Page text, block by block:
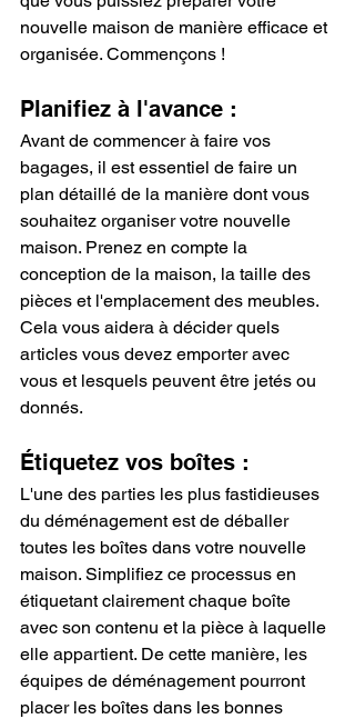
nouvelle maison de manière efficace et
organisée. Commençons !
Planifiez à l'avance :
Avant de commencer à faire vos
bagages, il est essentiel de faire un
plan détaillé de la manière dont vous
souhaitez organiser votre nouvelle
maison. Prenez en compte la
conception de la maison, la taille des
pièces et l'emplacement des meubles.
Cela vous aidera à décider quels
articles vous devez emporter avec
vous et lesquels peuvent être jetés ou
donnés.
Étiquetez vos boîtes :
L'une des parties les plus fastidieuses
du déménagement est de déballer
toutes les boîtes dans votre nouvelle
maison. Simplifiez ce processus en
étiquetant clairement chaque boîte
avec son contenu et la pièce à laquelle
elle appartient. De cette manière, les
équipes de déménagement pourront
placer les boîtes dans les bonnes